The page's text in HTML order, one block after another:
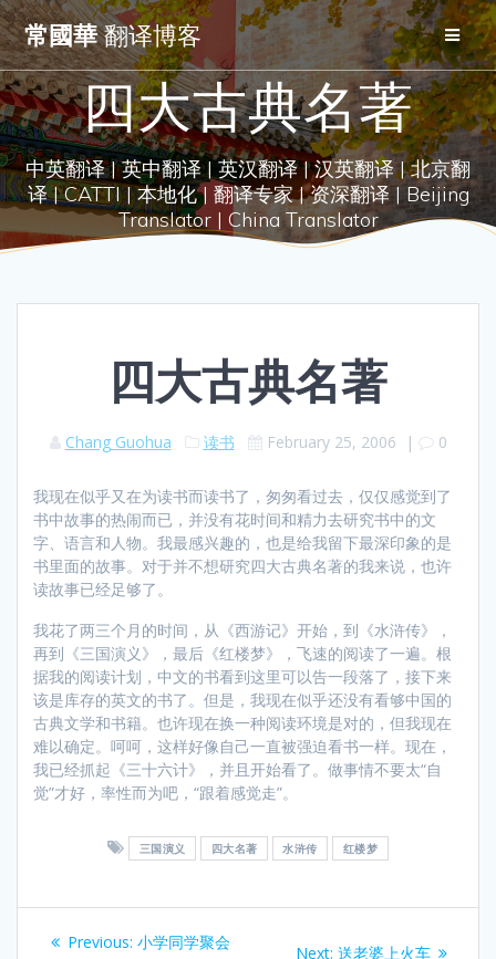
Skip
to
content
常國華翻译博客
四大古典名著
中英翻译 | 英中翻译 | 英汉翻译 | 汉英翻译 | 北京翻
译 | CATTI | 本地化 | 翻译专家 | 资深翻译 | Beijing
Translator | China Translator
四大古典名著
Chang Guohua 读书 February 25, 2006 | 0
我现在似乎又在为读书而读书了，匆匆看过去，仅仅感觉到了
书中故事的热闹而已，并没有花时间和精力去研究书中的文
字、语言和人物。我最感兴趣的，也是给我留下最深印象的是
书里面的故事。对于并不想研究四大古典名著的我来说，也许
读故事已经足够了。
我花了两三个月的时间，从《西游记》开始，到《水浒传》，
再到《三国演义》，最后《红楼梦》，飞速的阅读了一遍。根
据我的阅读计划，中文的书看到这里可以告一段落了，接下来
该是库存的英文的书了。但是，我现在似乎还没有看够中国的
古典文学和书籍。也许现在换一种阅读环境是对的，但我现在
难以确定。呵呵，这样好像自己一直被强迫看书一样。现在，
我已经抓起《三十六计》，并且开始看了。做事情不要太“自
觉”才好，率性而为吧，“跟着感觉走”。
三国演义 四大名著 水浒传 红楼梦
PostPrevious: Previous
小学同学聚会
Next: Next
送老婆上火车